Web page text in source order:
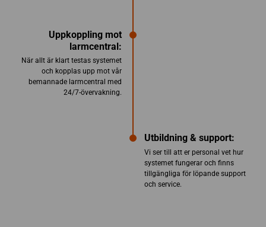
Uppkoppling mot
larmcentral:
När allt är klart testas systemet
och kopplas upp mot vår
bemannade larmcentral med
24/7-övervakning.
Utbildning & support:
Vi ser till att er personal vet hur
systemet fungerar och finns
tillgängliga för löpande support
och service.